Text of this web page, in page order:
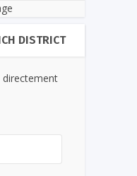
DISTRICT
directement